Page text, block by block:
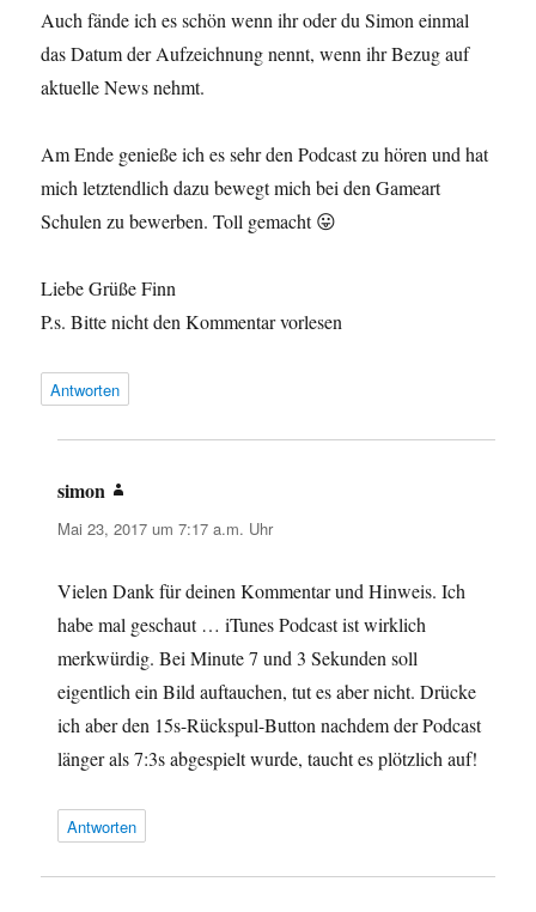
Auch fände ich es schön wenn ihr oder du Simon einmal
das Datum der Aufzeichnung nennt, wenn ihr Bezug auf
aktuelle News nehmt.
Am Ende genieße ich es sehr den Podcast zu hören und hat
mich letztendlich dazu bewegt mich bei den Gameart
Schulen zu bewerben. Toll gemacht 😛
Liebe Grüße Finn
P.s. Bitte nicht den Kommentar vorlesen
Antworten
simon
Mai 23, 2017 um 7:17 a.m. Uhr
Vielen Dank für deinen Kommentar und Hinweis. Ich
habe mal geschaut … iTunes Podcast ist wirklich
merkwürdig. Bei Minute 7 und 3 Sekunden soll
eigentlich ein Bild auftauchen, tut es aber nicht. Drücke
ich aber den 15s-Rückspul-Button nachdem der Podcast
länger als 7:3s abgespielt wurde, taucht es plötzlich auf!
Antworten